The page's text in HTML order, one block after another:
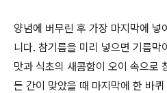
양념에 버무린 후 가장 마지막에 넣
니다. 참기름을 미리 넣으면 기름막
맛과 식초의 새콤함이 오이 속으로
든 간이 맞았을 때 마지막에 한 바